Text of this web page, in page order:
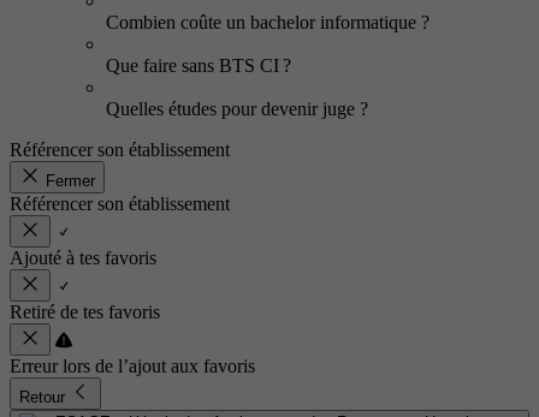
Combien coûte un bachelor informatique ?
Que faire sans BTS CI ?
Quelles études pour devenir juge ?
Référencer son établissement
Fermer
Référencer son établissement
Ajouté à tes favoris
Retiré de tes favoris
Erreur lors de l’ajout aux favoris
Retour